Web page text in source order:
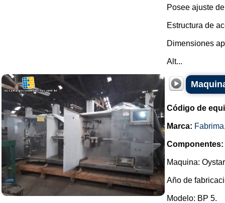
Posee ajuste
Estructura de
Dimensiones
Alt...
Código de
Marca: Fabrima
Componentes:
Maquina:
Año de
Modelo: BP 5.